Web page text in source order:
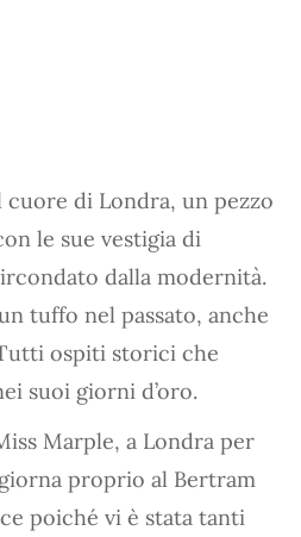
di Londra, un pezzo
le sue vestigia di
dalla modernità.
tuffo nel passato, anche
ospiti storici che
suoi giorni d’oro.
Marple, a Londra per
proprio al Bertram
poiché vi è stata tanti